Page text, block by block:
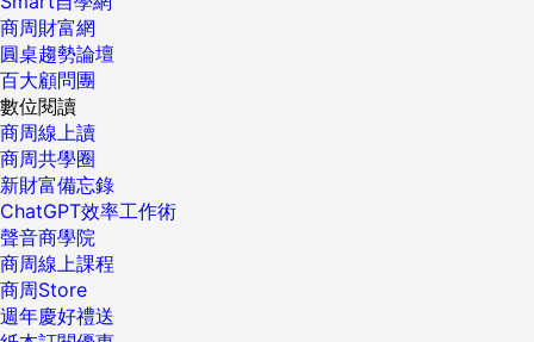
商周財富網
圓桌趨勢論壇
百大顧問團
數位閱讀
商周線上讀
商周共學圈
新財富備忘錄
ChatGPT效率工作術
聲音商學院
商周線上課程
商周Store
週年慶好禮送